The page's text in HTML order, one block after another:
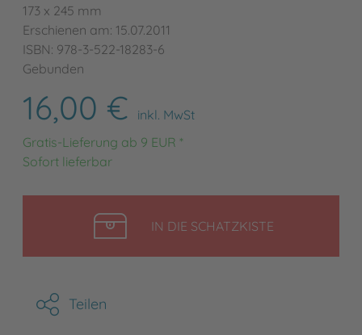
173 x 245 mm
Erschienen am: 15.07.2011
ISBN: 978-3-522-18283-6
Gebunden
16,00 €
inkl. MwSt
Gratis-Lieferung ab 9 EUR *
Sofort lieferbar
IN DIE SCHATZKISTELEGEN
Teilen